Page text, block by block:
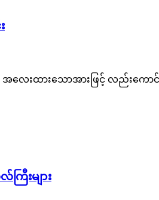
ကို အလေးထားသောအားဖြင့် လည်းက
ြီးများ